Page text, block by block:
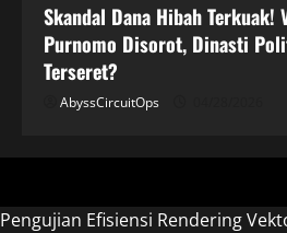
Skandal Dana Hibah Terkuak!
Purnomo Disorot, Dinasti
Terseret?
AbyssCircuitOps
Pengujian Efisiensi Rendering